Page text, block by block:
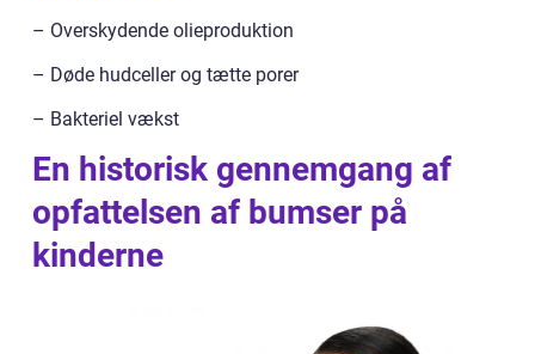
– Overskydende olieproduktion
– Døde hudceller og tætte porer
– Bakteriel vækst
En historisk gennemgang af
opfattelsen af bumser på
kinderne